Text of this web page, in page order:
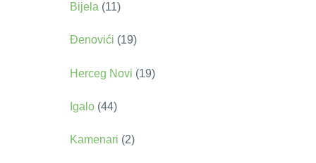
Bijela (11)
Đenovići (19)
Herceg Novi (19)
Igalo (44)
Kamenari (2)